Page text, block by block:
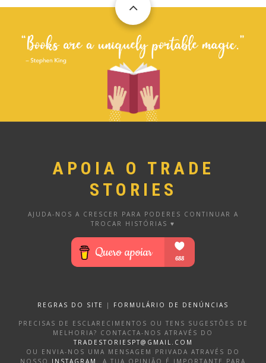
APOIA O TRADE
STORIES
AJUDA-NOS A CRESCER PARA PODERES CONTINUAR A
TROCAR HISTÓRIAS ♥
REGRAS DO SITE | FORMULÁRIO DE DENÚNCIAS
PRECISAS DE ESCLARECIMENTOS OU TENS SUGESTÕES DE
MELHORIA? CONTACTA-NOS ATRAVÉS DO
TRADESTORIESPT@GMAIL.COM
OU ENVIA-NOS UMA MENSAGEM PRIVADA ATRAVÉS DO
NOSSO INSTAGRAM . A TUA OPINIÃO É IMPORTANTE PARA